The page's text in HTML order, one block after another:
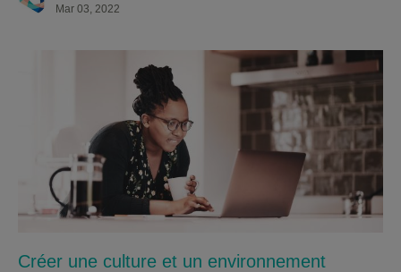
Mar 03, 2022
Créer une culture et un environnement